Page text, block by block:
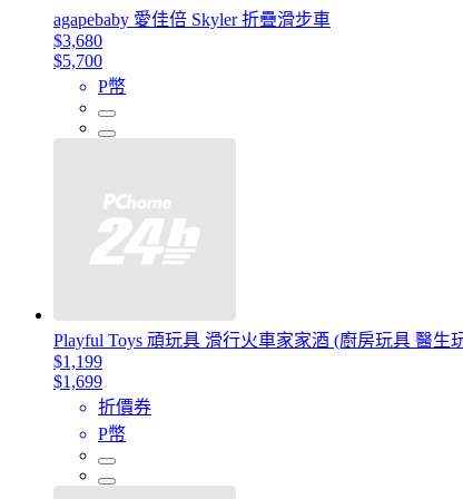
agapebaby 愛佳倍 Skyler 折疊滑步車
$3,680
$5,700
P幣
Playful Toys 頑玩具 滑行火車家家酒 (廚房玩具 醫
$1,199
$1,699
折價券
P幣